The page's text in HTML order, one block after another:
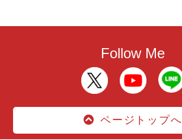
Follow Me
ページトップへ